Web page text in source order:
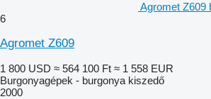
Agromet Z609
6
Agromet Z609
1 800 USD ≈ 564 100 Ft ≈ 1 558 EUR
Burgonyagépek - burgonya kiszedő
2000